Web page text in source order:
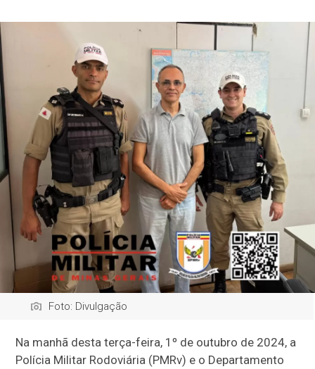
Foto: Divulgação
Na manhã desta terça-feira, 1º de outubro de 2024, a
Polícia Militar Rodoviária (PMRv) e o Departamento